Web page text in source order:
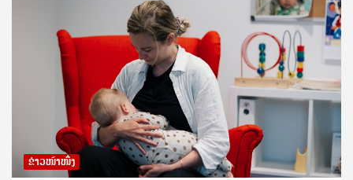
ຂ່າວໜ້າໜຶ່ງ